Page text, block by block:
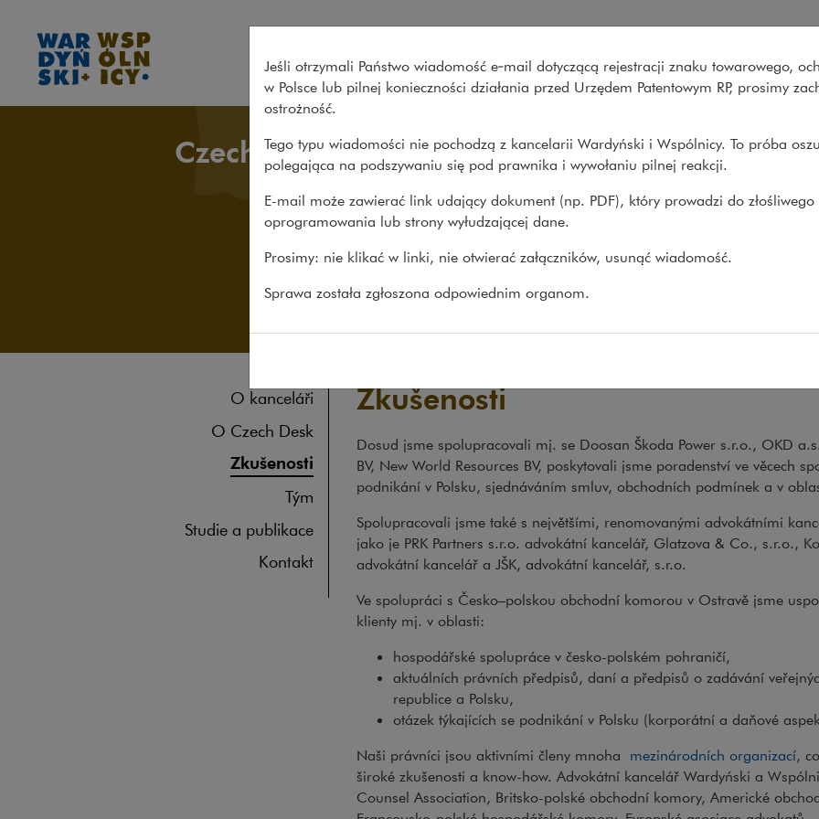
Co robimy O nas Nasze
Czech Desk
O kanceláři
O Czech Desk
Zkušenosti
Tým
Studie a publikace
Kontakt
Zkušenosti
Dosud jsme spolupracovali mj. se Doosan Škoda Power s.r.o., OKD
BV, New World Resources BV, poskytovali jsme poradenství ve věcech
podnikání v Polsku, sjednáváním smluv, obchodních podmínek a v
Spolupracovali jsme také s největšími, renomovanými advokátními
jako je PRK Partners s.r.o. advokátní kancelář, Glatzova & Co., s.r.o.,
advokátní kancelář a JŠK, advokátní kancelář, s.r.o.
Ve spolupráci s Česko–polskou obchodní komorou v Ostravě jsme
klienty mj. v oblasti:
hospodářské spolupráce v česko-polském pohraničí,
aktuálních právních předpisů, daní a předpisů o zadávání
republice a Polsku,
otázek týkajících se podnikání v Polsku (korporátní a daňové
Naši právníci jsou aktivními členy mnoha mezinárodních organizací,
široké zkušenosti a know-how. Advokátní kancelář Wardyński a
Counsel Association, Britsko-polské obchodní komory, Americké
Jeśli otrzymali Państwo wiadomość e‑mail dotyczącą rejestracji znaku towarowego,
w Polsce lub pilnej konieczności działania przed Urzędem Patentowym RP, prosimy
ostrożność.
Tego typu wiadomości nie pochodzą z kancelarii Wardyński i Wspólnicy. To próba
polegająca na podszywaniu się pod prawnika i wywołaniu pilnej reakcji.
E-mail może zawierać link udający dokument (np. PDF), który prowadzi do złośliwego
oprogramowania lub strony wyłudzającej dane.
Prosimy: nie klikać w linki, nie otwierać załączników, usunąć wiadomość.
Sprawa została zgłoszona odpowiednim organom.